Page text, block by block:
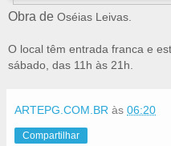
Obra de Oséias Leivas.
O local têm entrada franca e
sábado, das 11h às 21h.
ARTEPG.COM.BR às 06:20
Compartilhar